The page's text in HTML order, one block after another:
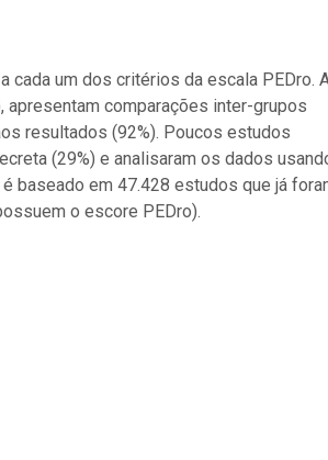
cada um dos critérios da escala PEDro.
comparações inter-grupos
resultados (92%). Poucos estudos
(29%) e analisaram os dados
baseado em 47.428 estudos que já
o escore PEDro).